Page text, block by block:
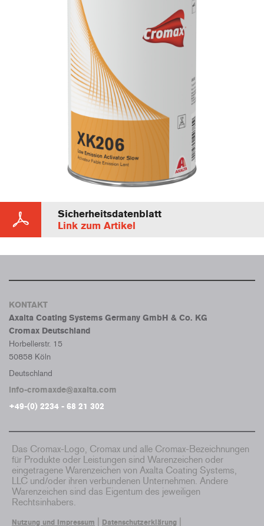
Sicherheitsdatenblatt
Link zum Artikel
KONTAKT
Axalta Coating Systems Germany GmbH & Co. KG
Cromax Deutschland
Horbellerstr. 15
50858 Köln
Deutschland
info-cromaxde@axalta.com
+49-(0) 2234 - 68 21 302
Das Cromax-Logo, Cromax und alle Cromax-Bezeichnungen
für Produkte oder Leistungen sind Warenzeichen oder
eingetragene Warenzeichen von Axalta Coating Systems,
LLC und/oder ihren verbundenen Unternehmen. Andere
Warenzeichen sind das Eigentum des jeweiligen
Rechtsinhabers.
Nutzung und Impressum Datenschutzerklärung